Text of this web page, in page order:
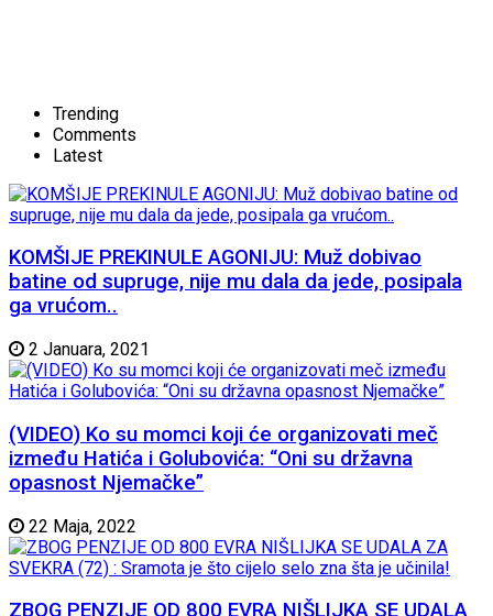
Trending
Comments
Latest
KOMŠIJE PREKINULE AGONIJU: Muž dobivao
batine od supruge, nije mu dala da jede, posipala
ga vrućom..
2 Januara, 2021
(VIDEO) Ko su momci koji će organizovati meč
između Hatića i Golubovića: “Oni su državna
opasnost Njemačke”
22 Maja, 2022
ZBOG PENZIJE OD 800 EVRA NIŠLIJKA SE UDALA